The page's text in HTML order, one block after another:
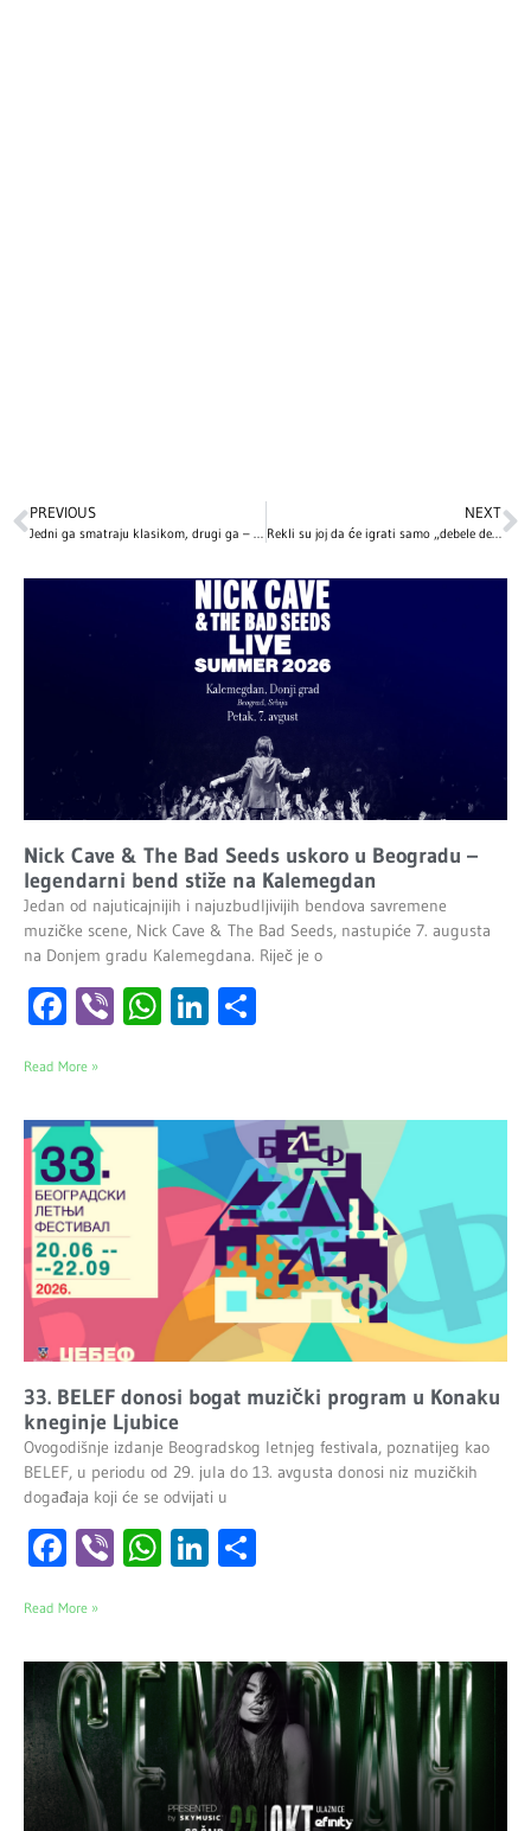
PREVIOUS
Jedni ga smatraju klasikom, drugi ga – ne podnose! Zašto „Love Actually“ važi za najomraženiji praznični film?
NEXT
Rekli su joj da će igrati samo „debele devojke“! Kejt Vinslet otkriva pritiske iz prošlosti
Nick Cave & The Bad Seeds uskoro u Beogradu –
legendarni bend stiže na Kalemegdan
Jedan od najuticajnijih i najuzbudljivijih bendova savremene
muzičke scene, Nick Cave & The Bad Seeds, nastupiće 7. augusta
na Donjem gradu Kalemegdana. Riječ je o
Facebook
ViberWhatsApp
LinkedIn
Read More »
33. BELEF donosi bogat muzički program u Konaku
kneginje Ljubice
Ovogodišnje izdanje Beogradskog letnjeg festivala, poznatijeg kao
BELEF, u periodu od 29. jula do 13. avgusta donosi niz muzičkih
događaja koji će se odvijati u
Facebook
ViberWhatsApp
LinkedIn
Read More »